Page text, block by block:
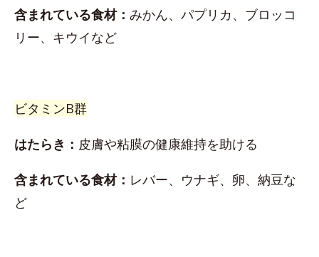
含まれている食材： みかん、パプリカ、ブロッコ
リー、キウイなど
ビタミンB群
はたらき： 皮膚や粘膜の健康維持を助ける
含まれている食材： レバー、ウナギ、卵、納豆な
ど